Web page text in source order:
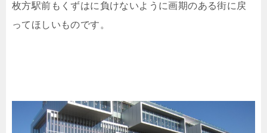
枚方駅前もくずはに負けないように画期のある街に戻
ってほしいものです。